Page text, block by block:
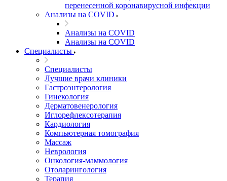
перенесенной коронавирусной инфекции
Анализы на COVID
Анализы на COVID
Анализы на COVID
Специалисты
Специалисты
Лучшие врачи клиники
Гастроэнтерология
Гинекология
Дерматовенерология
Иглорефлексотерапия
Кардиология
Компьютерная томография
Массаж
Неврология
Онкология-маммология
Отоларингология
Терапия